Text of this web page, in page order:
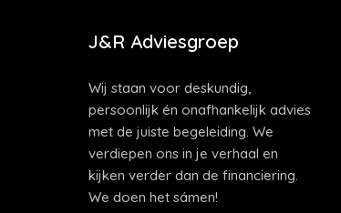
J&R Adviesgroep
Wij staan voor deskundig,
persoonlijk én onafhankelijk advies
met de juiste begeleiding. We
verdiepen ons in je verhaal en
kijken verder dan de financiering.
We doen het sámen!